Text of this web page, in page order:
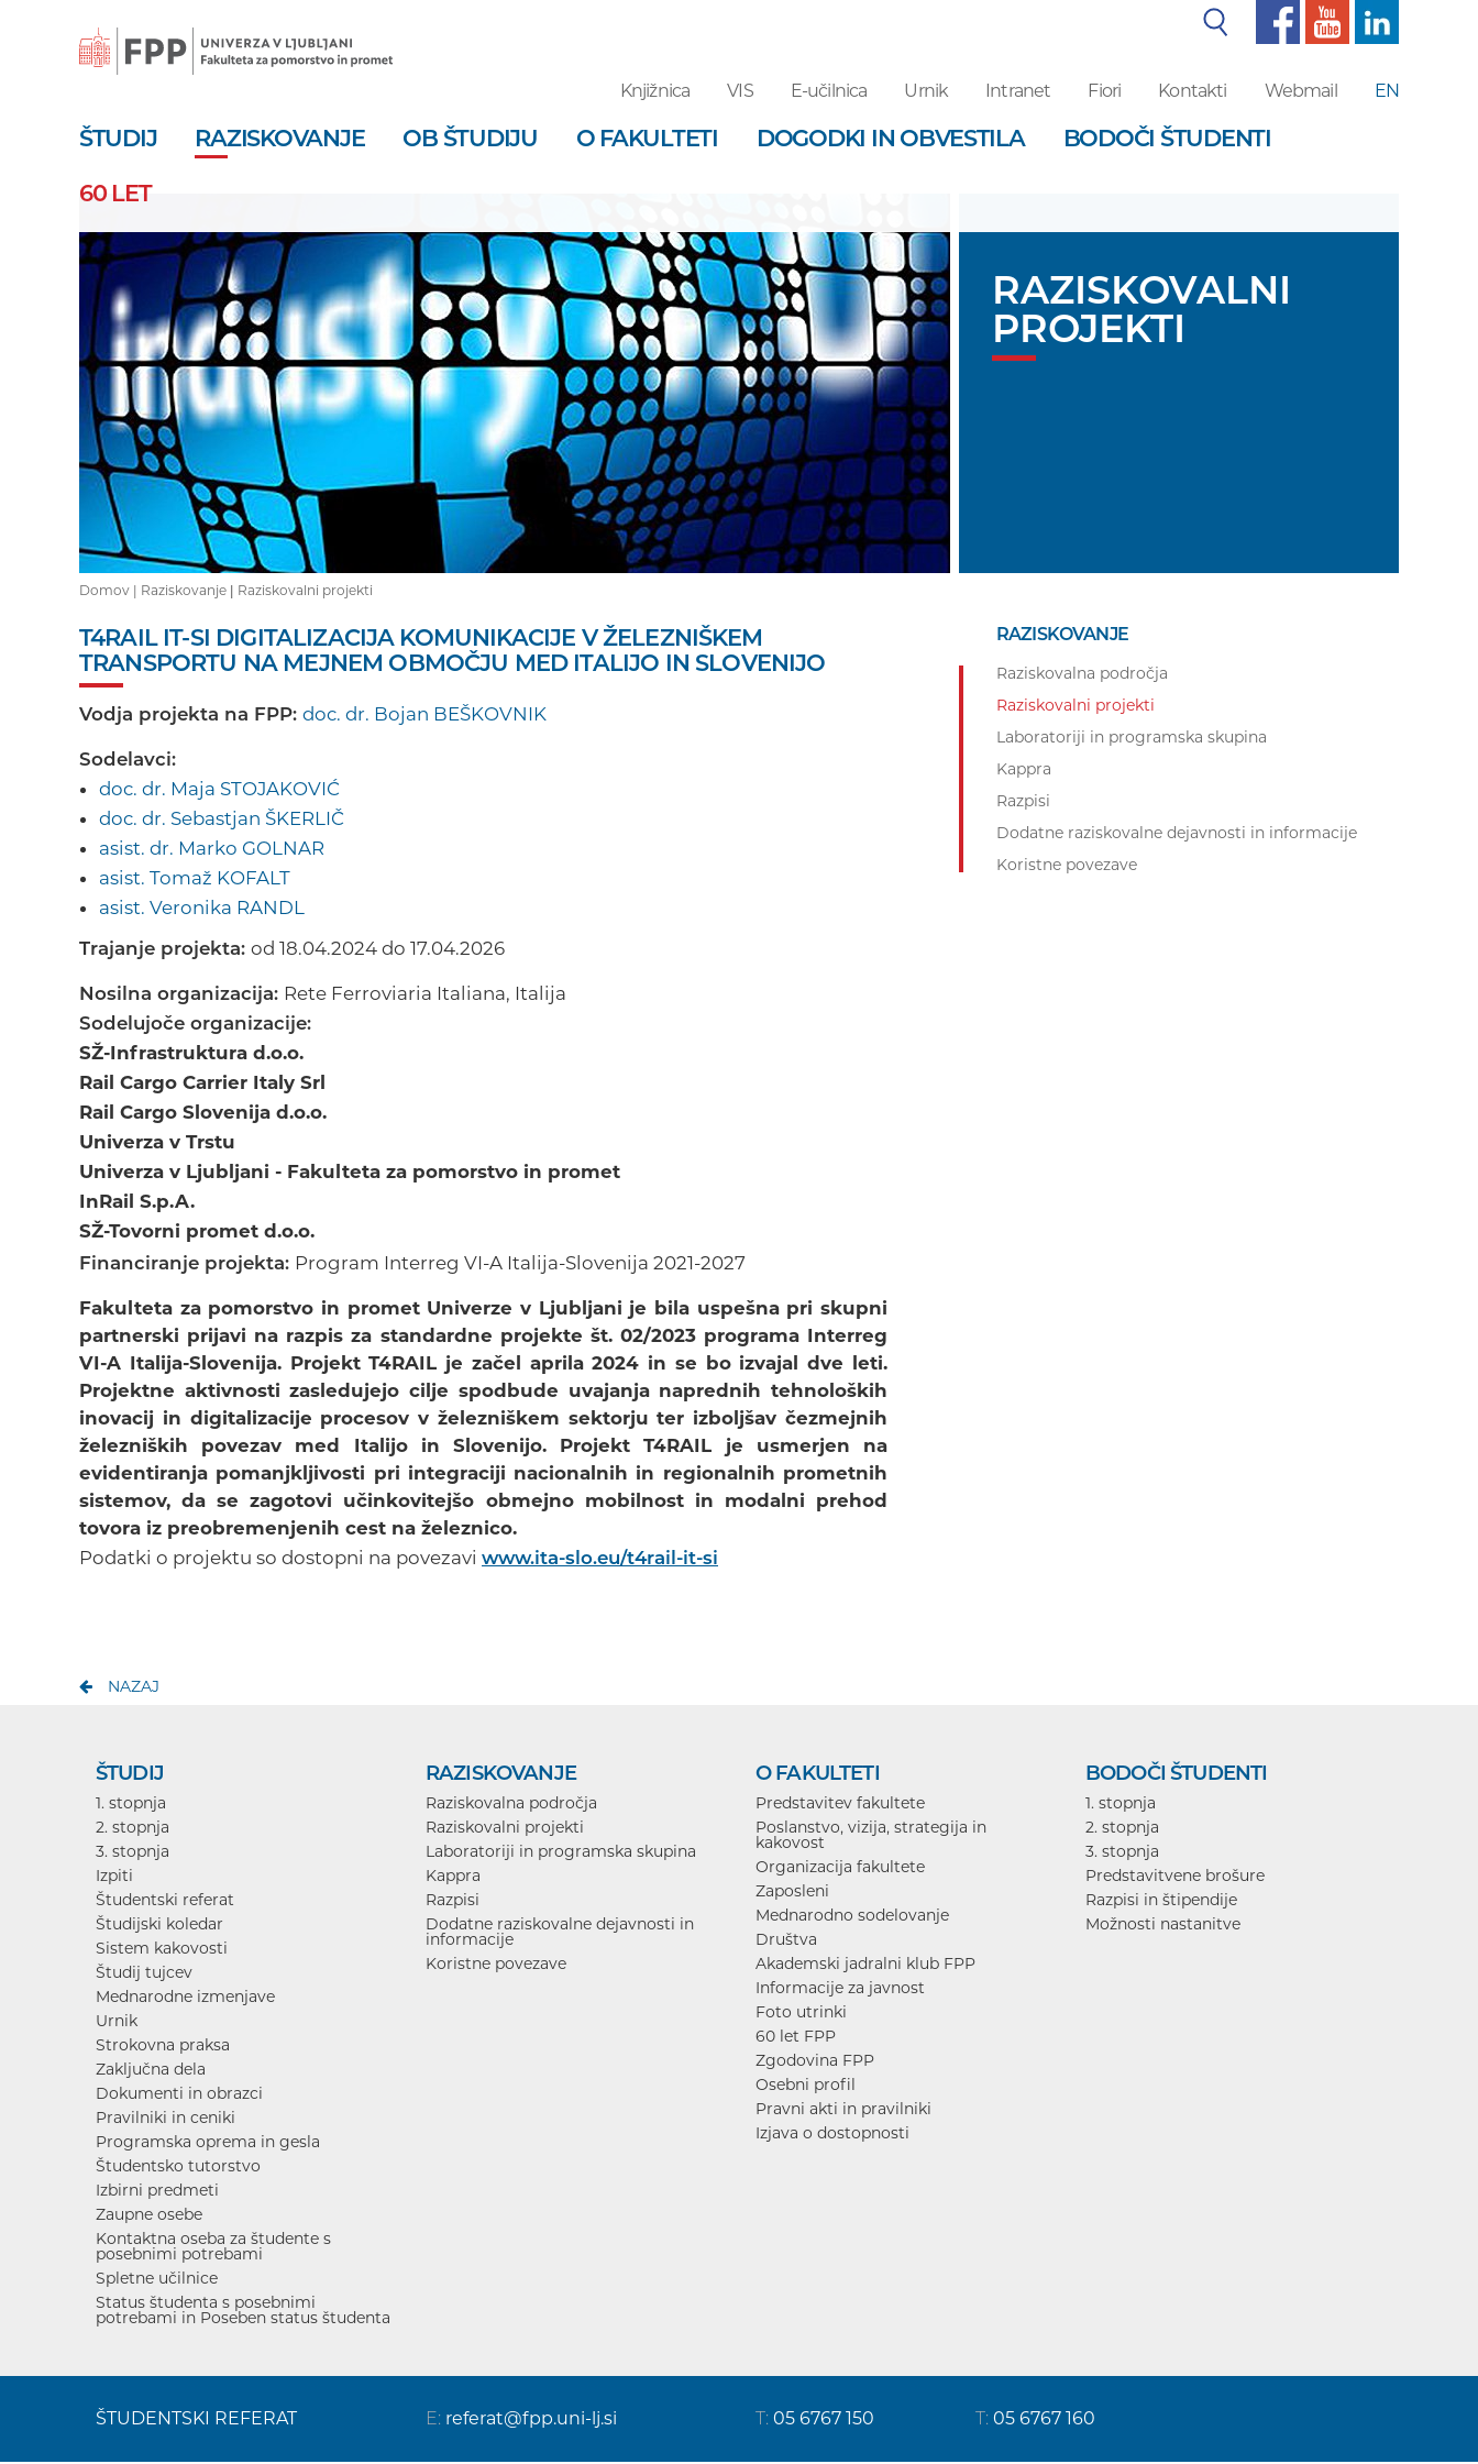
vsebino
Iskalnik
Knjižnica VIS E-učilnica Urnik Intranet Fiori Kontakti Webmail EN
ŠTUDIJ RAZISKOVANJE OB ŠTUDIJU O FAKULTETI DOGODKI IN OBVESTILA
BODOČI ŠTUDENTI
60 LET
RAZISKOVALNI
PROJEKTI
Domov | Raziskovanje | Raziskovalni projekti
T4RAIL IT-SI DIGITALIZACIJA KOMUNIKACIJE V ŽELEZNIŠKEM
TRANSPORTU NA MEJNEM OBMOČJU MED ITALIJO IN SLOVENIJO
Vodja projekta na FPP: doc. dr. Bojan BEŠKOVNIK
Sodelavci:
doc. dr. Maja STOJAKOVIĆ
doc. dr. Sebastjan ŠKERLIČ
asist. dr. Marko GOLNAR
asist. Tomaž KOFALT
asist. Veronika RANDL
Trajanje projekta: od 18.04.2024 do 17.04.2026
Nosilna organizacija: Rete Ferroviaria Italiana, Italija
Sodelujoče organizacije:
SŽ-Infrastruktura d.o.o.
Rail Cargo Carrier Italy Srl
Rail Cargo Slovenija d.o.o.
Univerza v Trstu
Univerza v Ljubljani - Fakulteta za pomorstvo in promet
InRail S.p.A.
SŽ-Tovorni promet d.o.o.
Financiranje projekta: Program Interreg VI-A Italija-Slovenija 2021-2027
Fakulteta za pomorstvo in promet Univerze v Ljubljani je bila uspešna pri skupni
partnerski prijavi na razpis za standardne projekte št. 02/2023 programa Interreg
VI-A Italija-Slovenija. Projekt T4RAIL je začel aprila 2024 in se bo izvajal dve leti.
Projektne aktivnosti zasledujejo cilje spodbude uvajanja naprednih tehnoloških
inovacij in digitalizacije procesov v železniškem sektorju ter izboljšav čezmejnih
železniških povezav med Italijo in Slovenijo. Projekt T4RAIL je usmerjen na
evidentiranja pomanjkljivosti pri integraciji nacionalnih in regionalnih prometnih
sistemov, da se zagotovi učinkovitejšo obmejno mobilnost in modalni prehod
tovora iz preobremenjenih cest na železnico.
Podatki o projektu so dostopni na povezavi www.ita-slo.eu/t4rail-it-si
RAZISKOVANJE
Raziskovalna področja
Raziskovalni projekti
Laboratoriji in programska skupina
Kappra
Razpisi
Dodatne raziskovalne dejavnosti in informacije
Koristne povezave
NAZAJ
ŠTUDIJ
1. stopnja
2. stopnja
3. stopnja
Izpiti
Študentski referat
Študijski koledar
Sistem kakovosti
Študij tujcev
Mednarodne izmenjave
Urnik
Strokovna praksa
Zaključna dela
Dokumenti in obrazci
Pravilniki in ceniki
Programska oprema in gesla
Študentsko tutorstvo
Izbirni predmeti
Zaupne osebe
Kontaktna oseba za študente s
posebnimi potrebami
Spletne učilnice
Status študenta s posebnimi
potrebami in Poseben status študenta
RAZISKOVANJE
Raziskovalna področja
Raziskovalni projekti
Laboratoriji in programska skupina
Kappra
Razpisi
Dodatne raziskovalne dejavnosti in
informacije
Koristne povezave
O FAKULTETI
Predstavitev fakultete
Poslanstvo, vizija, strategija in
kakovost
Organizacija fakultete
Zaposleni
Mednarodno sodelovanje
Društva
Akademski jadralni klub FPP
Informacije za javnost
Foto utrinki
60 let FPP
Zgodovina FPP
Osebni profil
Pravni akti in pravilniki
Izjava o dostopnosti
BODOČI ŠTUDENTI
1. stopnja
2. stopnja
3. stopnja
Predstavitvene brošure
Razpisi in štipendije
Možnosti nastanitve
ŠTUDENTSKI REFERAT E: referat@fpp.uni-lj.si T: 05 6767 150 T: 05 6767 160